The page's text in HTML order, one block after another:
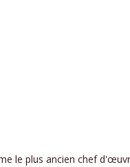
le plus ancien chef